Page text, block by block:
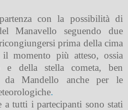
con la possibilità di
Manavello seguendo due
prima della cima
momento più atteso, ossia
e della stella cometa, ben
Mandello anche per le
.
a tutti i partecipanti sono stati